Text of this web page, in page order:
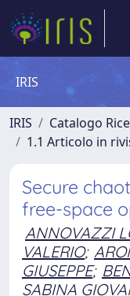
IRIS
IRIS Catalogo
1.1 Articolo in
Secure
free-space
ANNOVAZZI
VALERIO;
GIUSEPPE;
SABINA